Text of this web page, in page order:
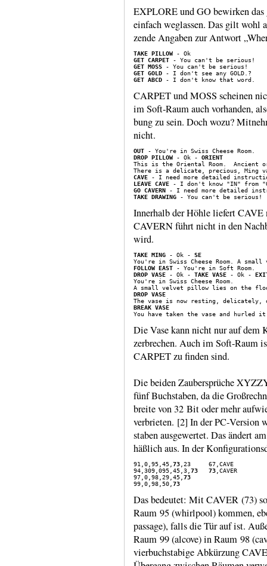
EXPLORE und GO bewirken das
einfach weglassen. Das gilt wohl
zende Angaben zur Antwort
TAKE PILLOW
GET CARPET
GET MOSS
GET GOLD
GET ABCD
CARPET und MOSS scheinen
im Soft-​Raum auch vorhanden,
bung zu sein. Doch wozu?
nicht.
OUT
DROP PILLOW - Ok - ORIENT
This is the Oriental Room.  Ancient
CAVE
LEAVE CAVE
GO CAVERN
TAKE DRAWING
Innerhalb der Höhle liefert
CAVERN führt nicht in den
wird.
TAKE MING - Ok - SE
FOLLOW EAST
DROP VASE - Ok - TAKE VASE - Ok -
You're in Swiss Cheese Room.
DROP VASE
BREAK VASE
Die Vase kann nicht nur auf dem
zerbrechen. Auch im Soft-​Raum
CARPET zu finden sind.
Die beiden Zaubersprüche
fünf Buch­sta­ben, da die
breite von 32 Bit oder mehr
ver­brie­ten. [2] In der PC‑Version
sta­ben ausge­wertet. Das ändert
häßlich aus. In der
91,0,95,45, 73 ,23     67,CAVE
94,309,095,45,3, 73 73 ,CAVER
97,0,98,29,45, 73
99,0,98,50, 73
Das bedeutet: Mit CAVER (73)
Raum 95 (whirlpool) kommen,
passage), falls die Tür auf ist.
Raum 99 (alcove) in Raum 98
vierbuch­stabige Abkürzung